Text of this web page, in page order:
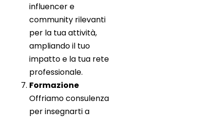
influencer e
community rilevanti
per la tua attività,
ampliando il tuo
impatto e la tua rete
professionale.
Formazione
Offriamo consulenza
per insegnarti a